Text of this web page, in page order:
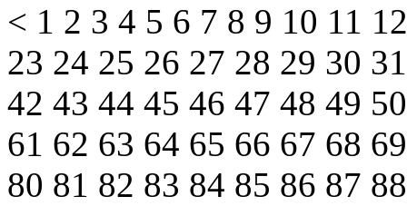
< 1 2 3 4 5 6 7 8 9 10 11
23 24 25 26 27 28 29 30
42 43 44 45 46 47 48 49
61 62 63 64 65 66 67 68
80 81 82 83 84 85 86 87